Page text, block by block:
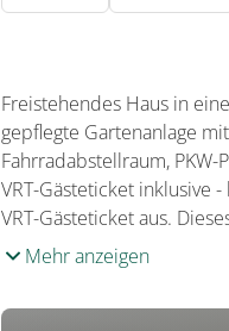
Freistehendes Haus in
gepflegte Gartenanlage
Fahrradabstellraum,
VRT-Gästeticket inklusive
VRT-Gästeticket aus.
Mehr anzeigen